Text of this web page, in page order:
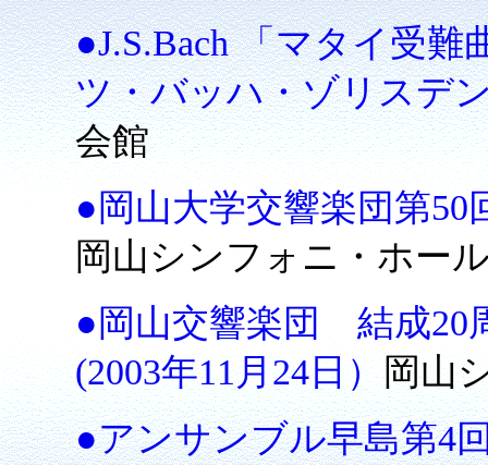
●J.S.Bach 「マタイ受
ツ・バッハ・ゾリスデ
会館
●岡山大学交響楽団第50
岡山シンフォニ・ホー
●岡山交響楽団 結成20
(2003年11月24日）岡山
●アンサンブル早島第4